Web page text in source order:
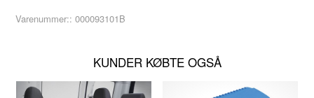
Varenummer::000093101B
KUNDER KØBTE OGSÅ